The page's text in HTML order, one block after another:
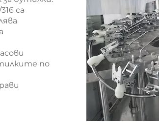
са
по